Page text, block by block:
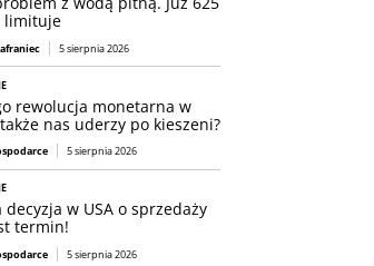
limituje
5 sierpnia 2026
rewolucja monetarna w
nas uderzy po kieszeni?
5 sierpnia 2026
decyzja w USA o sprzedaży
termin!
5 sierpnia 2026